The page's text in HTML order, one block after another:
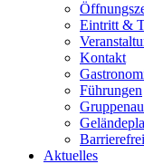
Eintritt &
Kontakt
Führungen
Aktuelles